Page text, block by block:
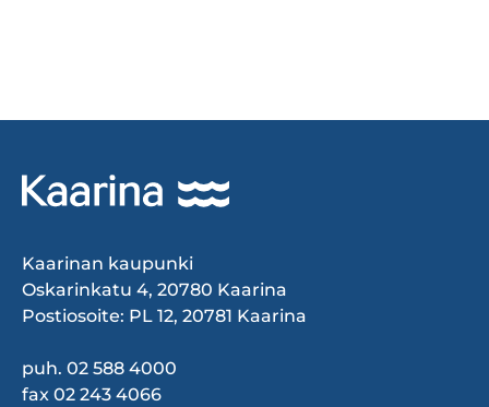
Kaarinan kaupunki
Oskarinkatu 4, 20780 Kaarina
Postiosoite: PL 12, 20781 Kaarina
puh. 02 588 4000
fax 02 243 4066